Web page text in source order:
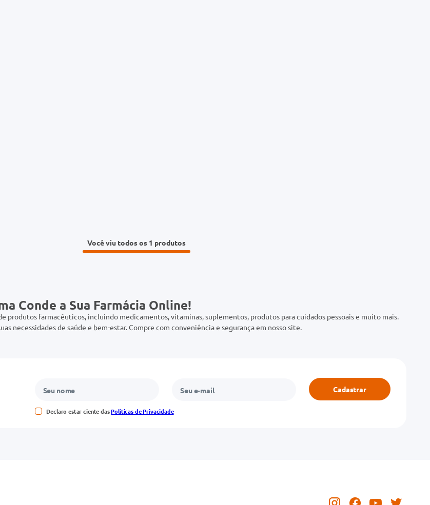
Você viu todos os 1
Conde a Sua Farmácia Online!
produtos farmacêuticos, incluindo medicamentos, vitaminas, suplementos, produtos para cuidados pessoais e muito mais.
necessidades de saúde e bem-estar. Compre com conveniência e segurança em nosso site.
Declaro estar ciente dasPolíticas de Privacidade
Cadastrar